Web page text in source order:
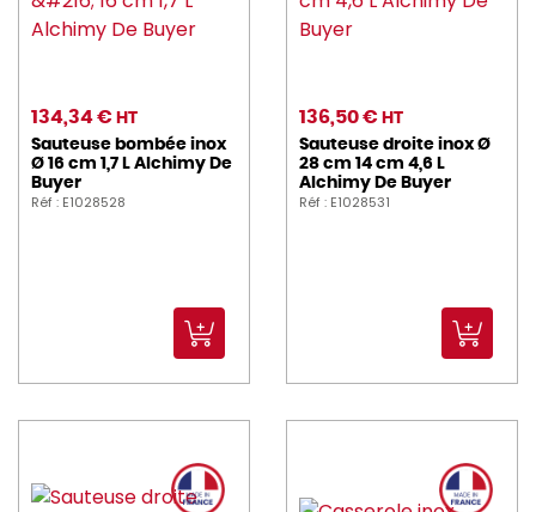
134,34 € HT
Sauteuse bombée inox
Ø 16 cm 1,7 L Alchimy De
Buyer
Réf : E1028528
136,50 € HT
Sauteuse droite inox Ø
28 cm 14 cm 4,6 L
Alchimy De Buyer
Réf : E1028531